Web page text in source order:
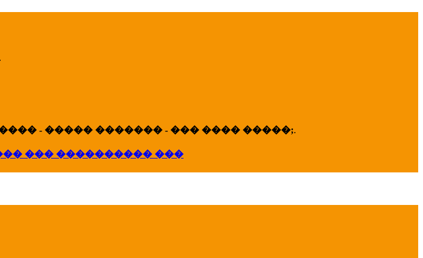
.
- ����� ������� - ��� ���� �����;.
��� ���������� ���